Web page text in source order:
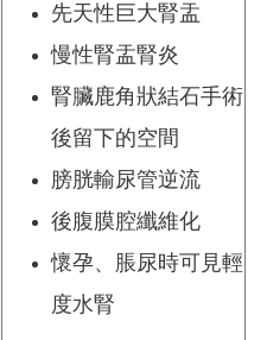
先天性巨大腎盂
慢性腎盂腎炎
腎臟鹿角狀結石手術
後留下的空間
膀胱輸尿管逆流
後腹膜腔纖維化
懷孕、脹尿時可見輕
度水腎